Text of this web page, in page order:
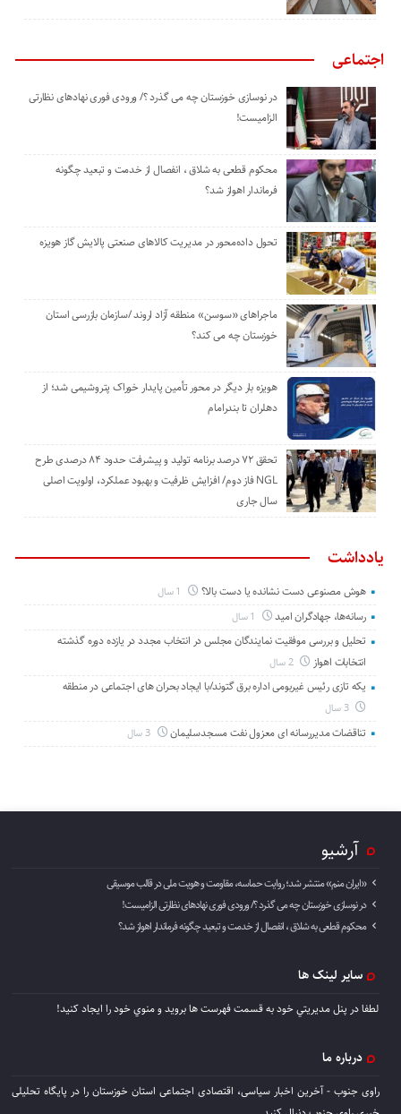
اجتماعی
در نوسازی خوزستان چه می گذرد ؟/ ورودی فوری نهادهای نظارتی
الزامیست!
محکوم قطعی به شلاق ، انفصال از خدمت و تبعید چگونه
فرماندار اهواز شد؟
تحول داده‌محور در مدیریت کالاهای صنعتی پالایش گاز هویزه
ماجراهای «سوسن» منطقه آزاد اروند /سازمان بازرسی استان
خوزستان چه می کند؟
هویزه بار دیگر در محور تأمین پایدار خوراک پتروشیمی شد؛ از
دهلران تا بندرامام
تحقق ۷۲ درصد برنامه تولید و پیشرفت حدود ۸۴ درصدی طرح
NGL فاز دوم/ افزایش ظرفیت و بهبود عملکرد، اولویت اصلی
سال جاری
یادداشت
هوش مصنوعی دست نشانده یا دست بالا؟
رسانه‌ها، جهادگران امید
تحلیل و بررسی موفقیت نمایندگان مجلس در انتخاب مجدد در یازده دوره گذشته
انتخابات اهواز
2 سال
یکه تازی رئیس غیربومی اداره برق گتوند/با ایجاد بحران های اجتماعی در منطقه
3 سال
تناقضات مدیررسانه ای معزول نفت مسجدسلیمان 3 سال
آرشیو
«ایران منم» منتشر شد؛ روایت حماسه، مقاومت و هویت ملی در قالب موسیقی
در نوسازی خوزستان چه می گذرد ؟/ ورودی فوری نهادهای نظارتی الزامیست!
محکوم قطعی به شلاق ، انفصال از خدمت و تبعید چگونه فرماندار اهواز شد؟
سایر لینک ها
لطفا در پنل مديريتي خود به قسمت فهرست ها برويد و منوي خود را ايجاد كنيد!
درباره ما
راوی جنوب - آخرین اخبار سیاسی، اقتصادی اجتماعی استان خوزستان را در پایگاه تحلیلی